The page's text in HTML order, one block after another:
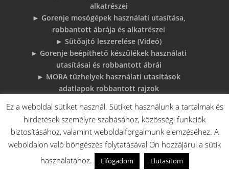
alkatrészei
► Gorenje mosógépek használati utasítása,
robbantott ábrája és alkatrészei
► Sütőajtó leszerelése (Videó)
► Gorenje beépíthető készülékek használati
utasításai és robbantott ábrái
► MORA tűzhelyek használati utasítások
adatlapok robbantott rajzok
megoldások
► 6 gyakori sütő hiba, és megoldások
♦Gorenje Háztartásigépek adattábláiról:
Ez a weboldal sütiket használ. Sütiket használunk a tartalmak és
hirdetések személyre szabásához, közösségi funkciók
biztosításához, valamint weboldalforgalmunk elemzéséhez. A
weboldalon való böngészés folytatásával Ön hozzájárul a sütik
használatához.
Elfogadom Elutasítom